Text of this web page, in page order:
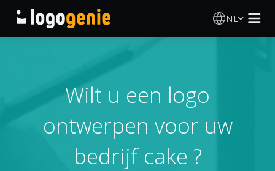
NL
AI logogenerator
Logo-ideeën
Gedrukte producten
Wilt u een logo
ontwerpen voor uw
bedrijf cake ?